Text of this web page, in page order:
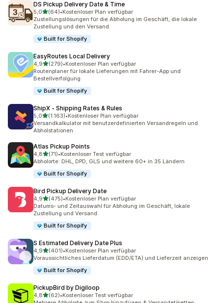
DS Pickup Delivery Date & Time
5,0von 5 Sternen
(64)
64 Rezensionen insgesamt
•Kostenloser Plan verfügbar
Zustellungslösungen für die Abholung im Geschäft, die lokale
Zustellung und den Versand.
Built for Shopify
EasyRoutes Local Delivery
4,9von 5 Sternen
(279)
279 Rezensionen insgesamt
•Kostenloser Plan verfügbar
Routenplaner für lokale Lieferungen mit Fahrer-App und
Bestellverfolgung
Built for Shopify
ShipX ‑ Shipping Rates & Rules
5,0von 5 Sternen
(1.163)
1163 Rezensionen insgesamt
•Kostenloser Plan verfügbar
Versandkalkulator mit benutzerdefinierten Versandregeln und
Abholstationen
Atlas Pickup Points
4,8von 5 Sternen
(71)
71 Rezensionen insgesamt
•Kostenloser Test verfügbar
Abholorte: DHL, DPD, GLS und weitere 60+ in 35 Ländern
Built for Shopify
Bird Pickup Delivery Date
4,9von 5 Sternen
(475)
475 Rezensionen insgesamt
•Kostenloser Plan verfügbar
Datums- und Zeitauswahl für Abholung im Geschäft, lokale
Zustellung und Versand
Built for Shopify
S Estimated Delivery Date Plus
4,9von 5 Sternen
(401)
401 Rezensionen insgesamt
•Kostenloser Plan verfügbar
Voraussichtliches Lieferdatum (EDD/ETA) und Lieferzeit anzeigen
Built for Shopify
PickupBird by Digiloop
4,8von 5 Sternen
(62)
62 Rezensionen insgesamt
•Kostenloser Test verfügbar